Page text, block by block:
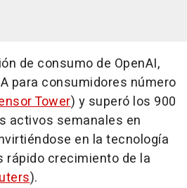
de consumo de OpenAI,
para consumidores número
Tower) y superó los 900
activos semanales en
en la tecnología
rápido crecimiento de la
).